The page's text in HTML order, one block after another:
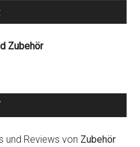
Zubehör
und Reviews von Zubehör